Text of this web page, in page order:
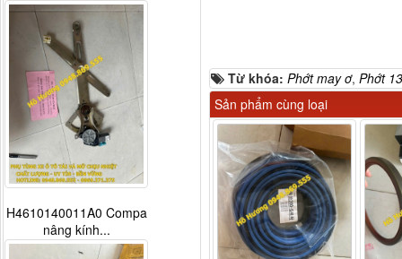
Từ khóa: Phớt may ơ, Phớt
Sản phẩm cùng loại
H4610140011A0 Compa
nâng kính...